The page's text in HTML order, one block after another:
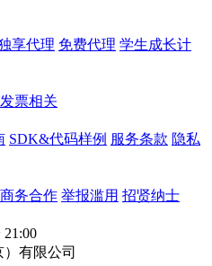
享代理 免费代理 学生成长计
发票相关
SDK&代码样例 服务条款 隐私
商务合作 举报滥用 招贤纳士
有限公司